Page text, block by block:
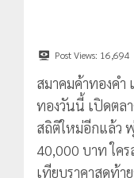
Post Views: 16,694
สมาคมค้าทองคำ
ทองวันนี้ เปิดตล
สถิติใหม่อีกแล้ว
40,000 บาท ใค
เทียบราคาสุดท้า